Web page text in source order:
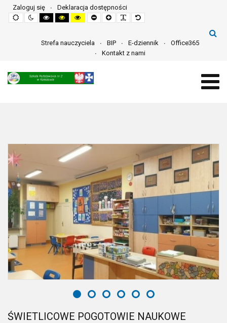
Zaloguj się
Deklaracja dostępności
Default
mode
Night
mode
High
contrast
mode
High
contrast
mode
High
contrast
mode
Set
smaller
Set
larger
Make
font
Set
default
Strefa nauczyciela
BIP E-dziennik
Office365
Kontakt z nami
ŚWIETLICOWE POGOTOWIE NAUKOWE